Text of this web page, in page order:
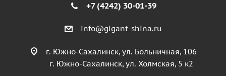
+7 (4242) 30-01-39
info@gigant-shina.ru
г. Южно-Сахалинск, ул. Больничная, 106
г. Южно-Сахалинск, ул. Холмская, 5 к2